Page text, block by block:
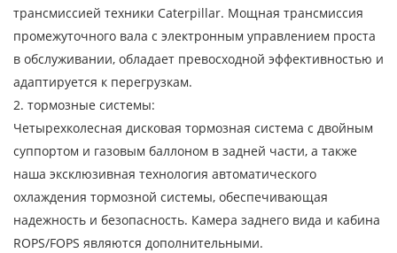
трансмиссией техники Caterpillar. Мощная трансмиссия
промежуточного вала с электронным управлением проста
в обслуживании, обладает превосходной эффективностью и
адаптируется к перегрузкам.
2. тормозные системы:
Четырехколесная дисковая тормозная система с двойным
суппортом и газовым баллоном в задней части, а также
наша эксклюзивная технология автоматического
охлаждения тормозной системы, обеспечивающая
надежность и безопасность. Камера заднего вида и кабина
ROPS/FOPS являются дополнительными.